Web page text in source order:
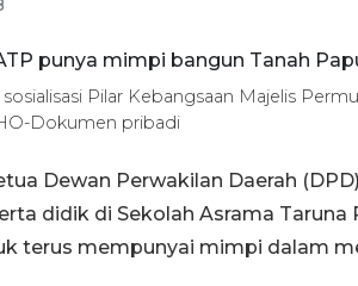
Pilar Kebangsaan Majelis
Dokumen pribadi
Dewan Perwakilan Daerah
didik di Sekolah Asrama Taruna
terus mempunyai mimpi dalam